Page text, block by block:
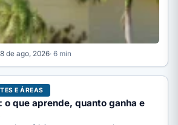
de ago, 2026· 6 min
E ÁREAS
que aprende, quanto ganha e